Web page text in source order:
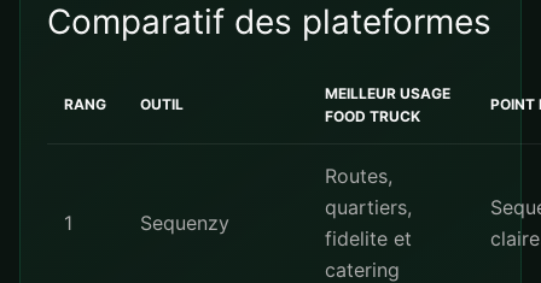
Comparatif des plateformes
RANG OUTIL
MEILLEUR USAGE
FOOD TRUCK
POINT
1 Sequenzy
Routes,
quartiers,
fidelite et
catering